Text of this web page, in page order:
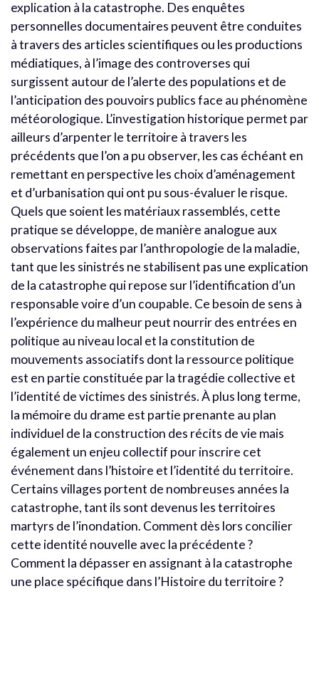
explication à la catastrophe. Des enquêtes
personnelles documentaires peuvent être conduites
à travers des articles scientifiques ou les productions
médiatiques, à l’image des controverses qui
surgissent autour de l’alerte des populations et de
l’anticipation des pouvoirs publics face au phénomène
météorologique. L’investigation historique permet par
ailleurs d’arpenter le territoire à travers les
précédents que l’on a pu observer, les cas échéant en
remettant en perspective les choix d’aménagement
et d’urbanisation qui ont pu sous-évaluer le risque.
Quels que soient les matériaux rassemblés, cette
pratique se développe, de manière analogue aux
observations faites par l’anthropologie de la maladie,
tant que les sinistrés ne stabilisent pas une explication
de la catastrophe qui repose sur l’identification d’un
responsable voire d’un coupable. Ce besoin de sens à
l’expérience du malheur peut nourrir des entrées en
politique au niveau local et la constitution de
mouvements associatifs dont la ressource politique
est en partie constituée par la tragédie collective et
l’identité de victimes des sinistrés. À plus long terme,
la mémoire du drame est partie prenante au plan
individuel de la construction des récits de vie mais
également un enjeu collectif pour inscrire cet
événement dans l’histoire et l’identité du territoire.
Certains villages portent de nombreuses années la
catastrophe, tant ils sont devenus les territoires
martyrs de l’inondation. Comment dès lors concilier
cette identité nouvelle avec la précédente ?
Comment la dépasser en assignant à la catastrophe
une place spécifique dans l’Histoire du territoire ?